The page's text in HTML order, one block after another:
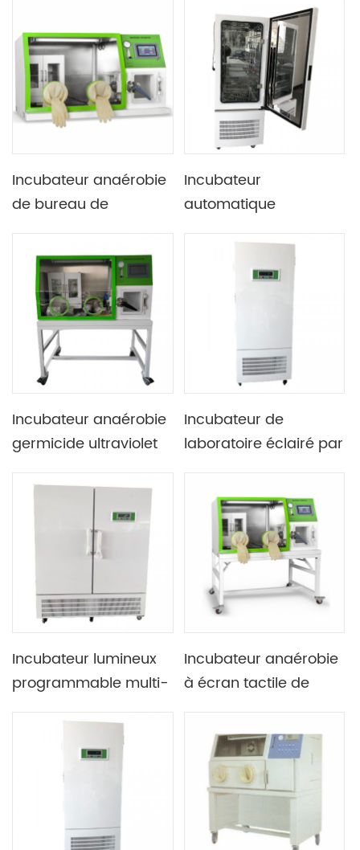
laboratoire 275L avec
une température
ambiante de
fonctionnement de 5 à
système d'alarme
indépendant de limite
de température
Incubateur anaérobie
de bureau de
contrôleur
programmable
Incubateur
automatique
constante du
laboratoire 175L
Incubateur anaérobie
germicide ultraviolet
laboratoire avec
écran d'affichage
Incubateur de
laboratoire éclairé par
fluor avec une durée
de fonctionnement
continue pendant une
longue période
Incubateur lumineux
programmable multi-
porte de laboratoire
Incubateur anaérobie
à écran tactile de
laboratoire avec
capteur d'oxygène
importé